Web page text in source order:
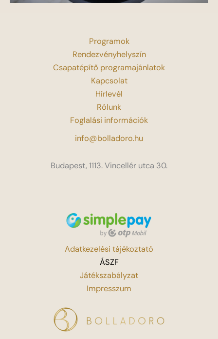
Programok
Rendezvényhelyszín
Csapatépítő programajánlatok
Kapcsolat
Hírlevél
Rólunk
Foglalási információk
info@bolladoro.hu
Budapest, 1113. Vincellér utca 30.
Adatkezelési tájékoztató
ÁSZF
Játékszabályzat
Impresszum